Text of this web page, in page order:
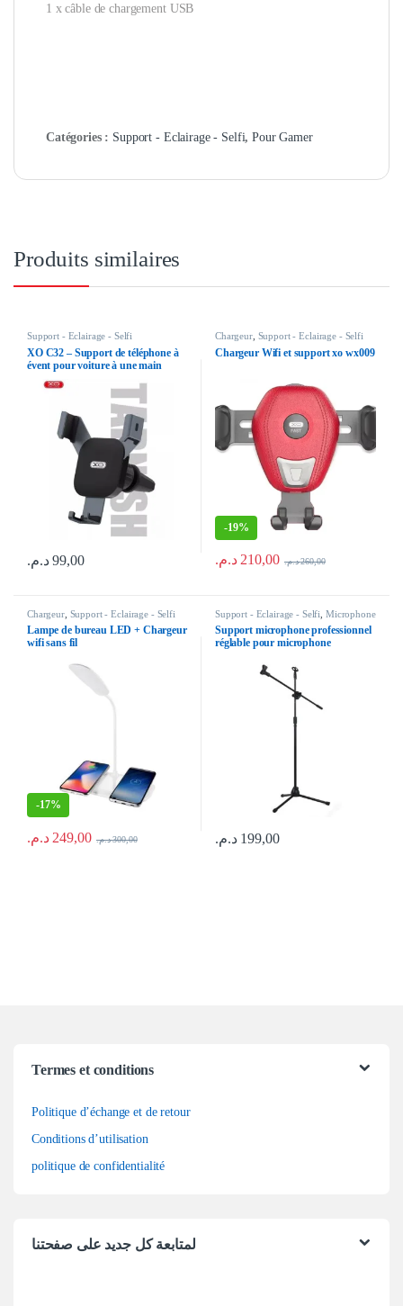
1 x câble de chargement USB
Catégories : Support - Eclairage - Selfi,Pour Gamer
Produits similaires
Support - Eclairage - Selfi
XO C32 – Support de téléphone à
évent pour voiture à une main
99,00 د.م.
Chargeur, Support - Eclairage - Selfi
Chargeur Wifi et support xo wx009
-19%
210,00 د.م. 260,00 د.م.
Chargeur, Support - Eclairage - Selfi
Lampe de bureau LED + Chargeur
wifi sans fil
-17%
249,00 د.م. 300,00 د.م.
Support - Eclairage - Selfi Microphone
Support microphone professionnel
réglable pour microphone
199,00 د.م.
Termes et conditions
Politique d’échange et de retour
Conditions d’utilisation
politique de confidentialité
لمتابعة كل جديد على صفحتنا